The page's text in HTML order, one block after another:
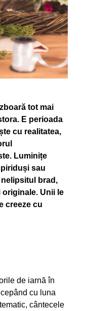
tot mai
E perioada
cu realitatea,
Luminițe
sau
brad,
originale. Unii le
creeze cu
de iarnă în
cu luna
cântecele